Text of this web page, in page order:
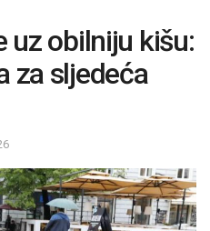
uz obilniju kišu:
za sljedeća